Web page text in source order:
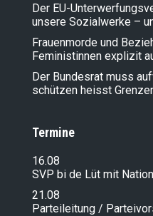
Der EU-
unsere Sozialwerke –
Frauenmorde und
Feministinnen explizit
Der Bundesrat muss
schützen heisst
Termine
16.08
SVP bi de Lüt mit
21.08
Parteileitung /